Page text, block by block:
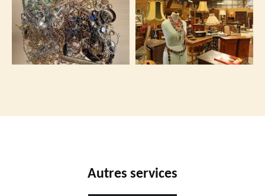
Autres services